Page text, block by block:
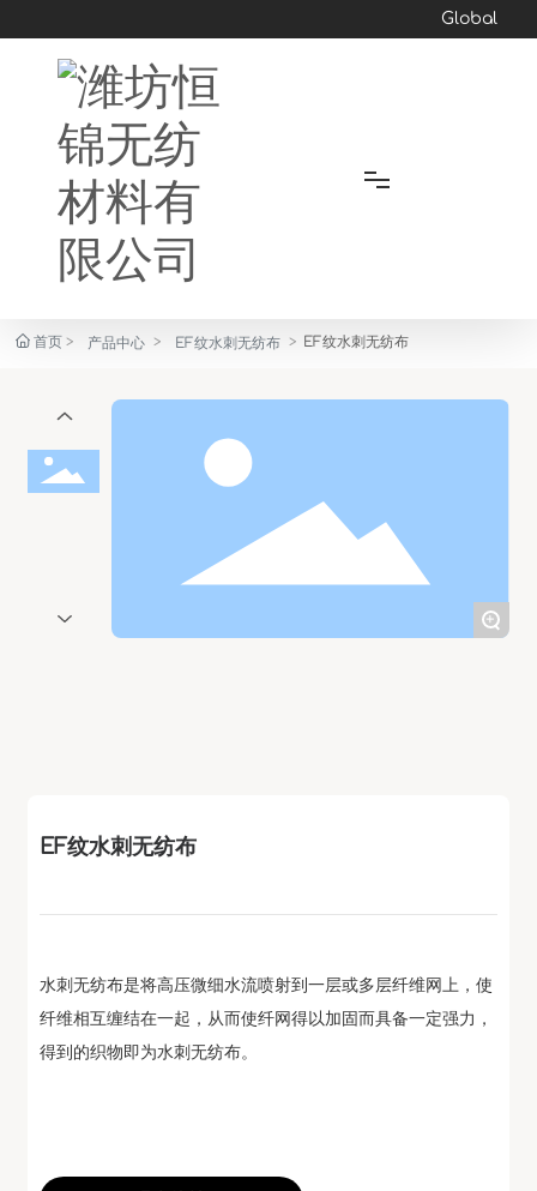
Global
首页
关于我们
产品中心
首页 产品中心 EF纹水刺无纺布 EF纹水刺无纺布
+
EF纹水刺无纺布
水刺无纺布是将高压微细水流喷射到一层或多层纤维网上，使
纤维相互缠结在一起，从而使纤网得以加固而具备一定强力，